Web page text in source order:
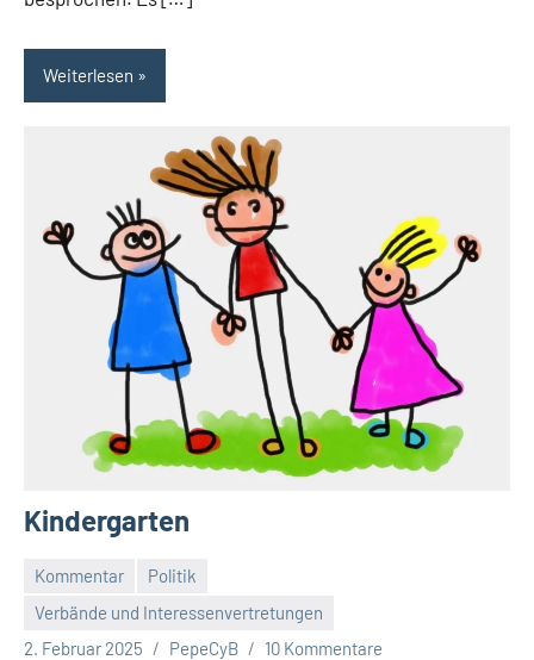
Weiterlesen
Kindergarten
Kommentar
Politik
Verbände und Interessenvertretungen
2. Februar 2025
PepeCyB 10 Kommentare